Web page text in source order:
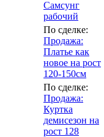
Самсунг
рабочий
По сделке:
Продажа:
Платье как
новое на рост
120-150см
По сделке:
Продажа:
Куртка
демисезон на
рост 128